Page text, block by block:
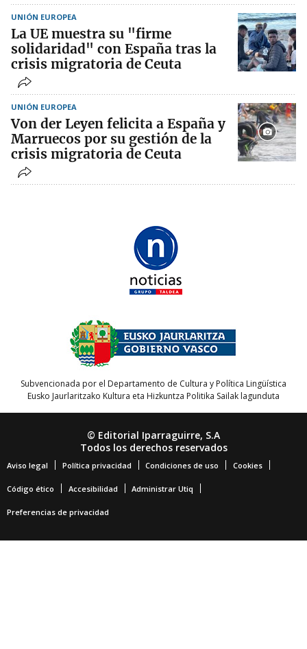
UNIÓN EUROPEA
La UE muestra su "firme
solidaridad" con España tras la
crisis migratoria de Ceuta
UNIÓN EUROPEA
Von der Leyen felicita a España y
Marruecos por su gestión de la
crisis migratoria de Ceuta
Subvencionada por el Departamento de Cultura y Política Lingüística
Eusko Jaurlaritzako Kultura eta Hizkuntza Politika Sailak lagunduta
© Editorial Iparraguirre, S.A
Todos los derechos reservados
Aviso legal Política privacidad Condiciones de uso Cookies
Código ético Accesibilidad Administrar Utiq
Preferencias de privacidad